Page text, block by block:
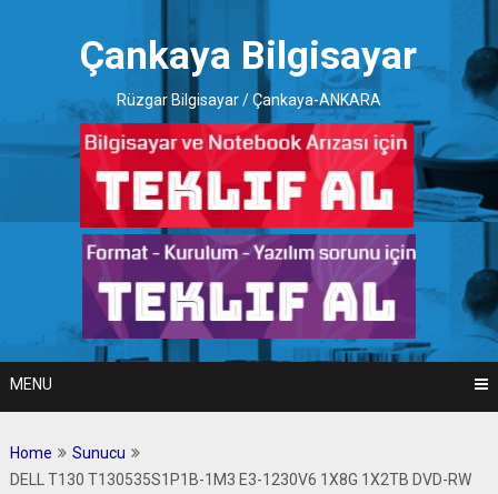
Çankaya Bilgisayar
Rüzgar Bilgisayar / Çankaya-ANKARA
MENU
Home
Sunucu
DELL T130 T130535S1P1B-1M3 E3-1230V6 1X8G 1X2TB DVD-RW